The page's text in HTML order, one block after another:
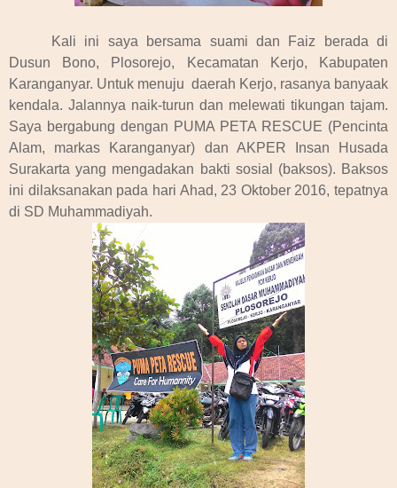
Kali ini saya bersama suami dan Faiz berada di
Dusun Bono, Plosorejo, Kecamatan Kerjo, Kabupaten
Karanganyar. Untuk menuju daerah Kerjo, rasanya banyaak
kendala. Jalannya naik-turun dan melewati tikungan tajam.
Saya bergabung dengan PUMA PETA RESCUE (Pencinta
Alam, markas Karanganyar) dan AKPER Insan Husada
Surakarta yang mengadakan bakti sosial (baksos). Baksos
ini dilaksanakan pada hari Ahad, 23 Oktober 2016, tepatnya
di SD Muhammadiyah.